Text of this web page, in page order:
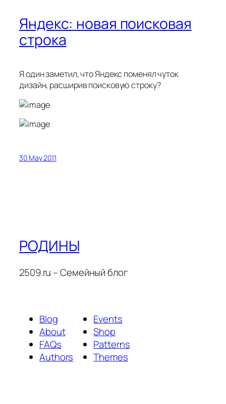
Яндекс: новая поисковая
строка
Я один заметил, что Яндекс поменял чуток
дизайн, расширив поисковую строку?
30 May 2011
РОДИНЫ
2509.ru – Семейный блог
Blog
About
FAQs
Authors
Events
Shop
Patterns
Themes